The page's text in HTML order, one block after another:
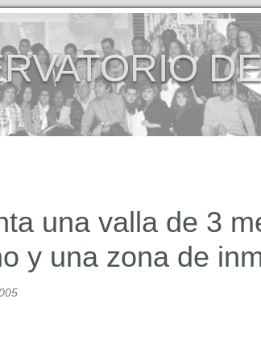
una valla de 3
y una zona de